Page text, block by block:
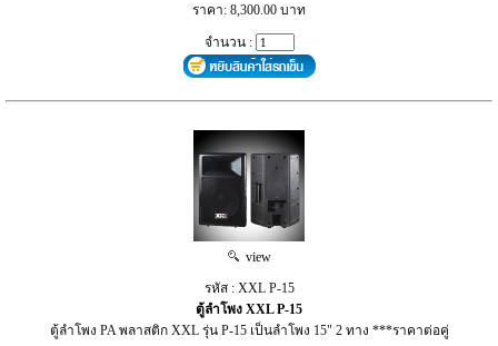
ราคา: 8,300.00 บาท
จำนวน :
view
รหัส : XXL P-15
ตู้ลำโพง XXL P-15
ตู้ลำโพง PA พลาสติก XXL รุ่น P-15 เป็นลำโพง 15" 2 ทาง ***ราคาต่อคู่